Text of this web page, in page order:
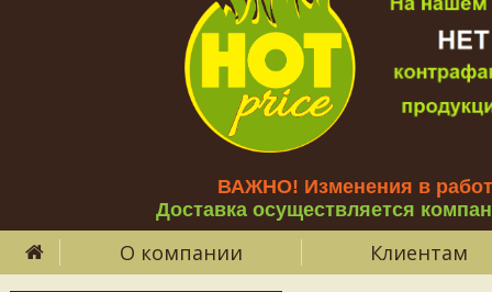
ВАЖНО! Изменения в
Доставка осуществляется
О компании Клиентам